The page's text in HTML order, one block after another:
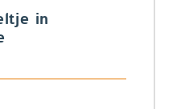
in